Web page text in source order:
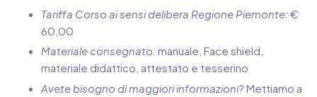
Tariffa Corso ai sensi delibera Regione Piemonte:€
60,00
Materiale consegnato:manuale, Face shield,
materiale didattico, attestato e tesserino
Avete bisogno di maggiori informazioni?Mettiamo a